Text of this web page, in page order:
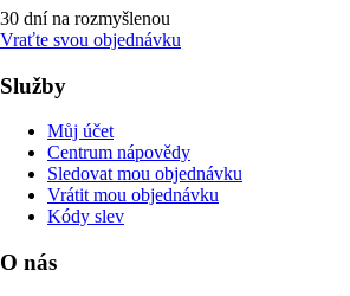
30 dní na rozmyšlenou
Vraťte svou objednávku
Služby
Můj účet
Centrum nápovědy
Sledovat mou objednávku
Vrátit mou objednávku
Kódy slev
O nás